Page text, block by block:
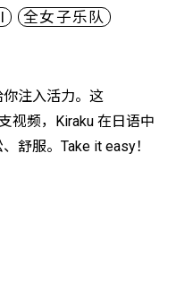
全女子乐队
注入活力。这
视频，Kiraku 在日语中
舒服。Take it easy！